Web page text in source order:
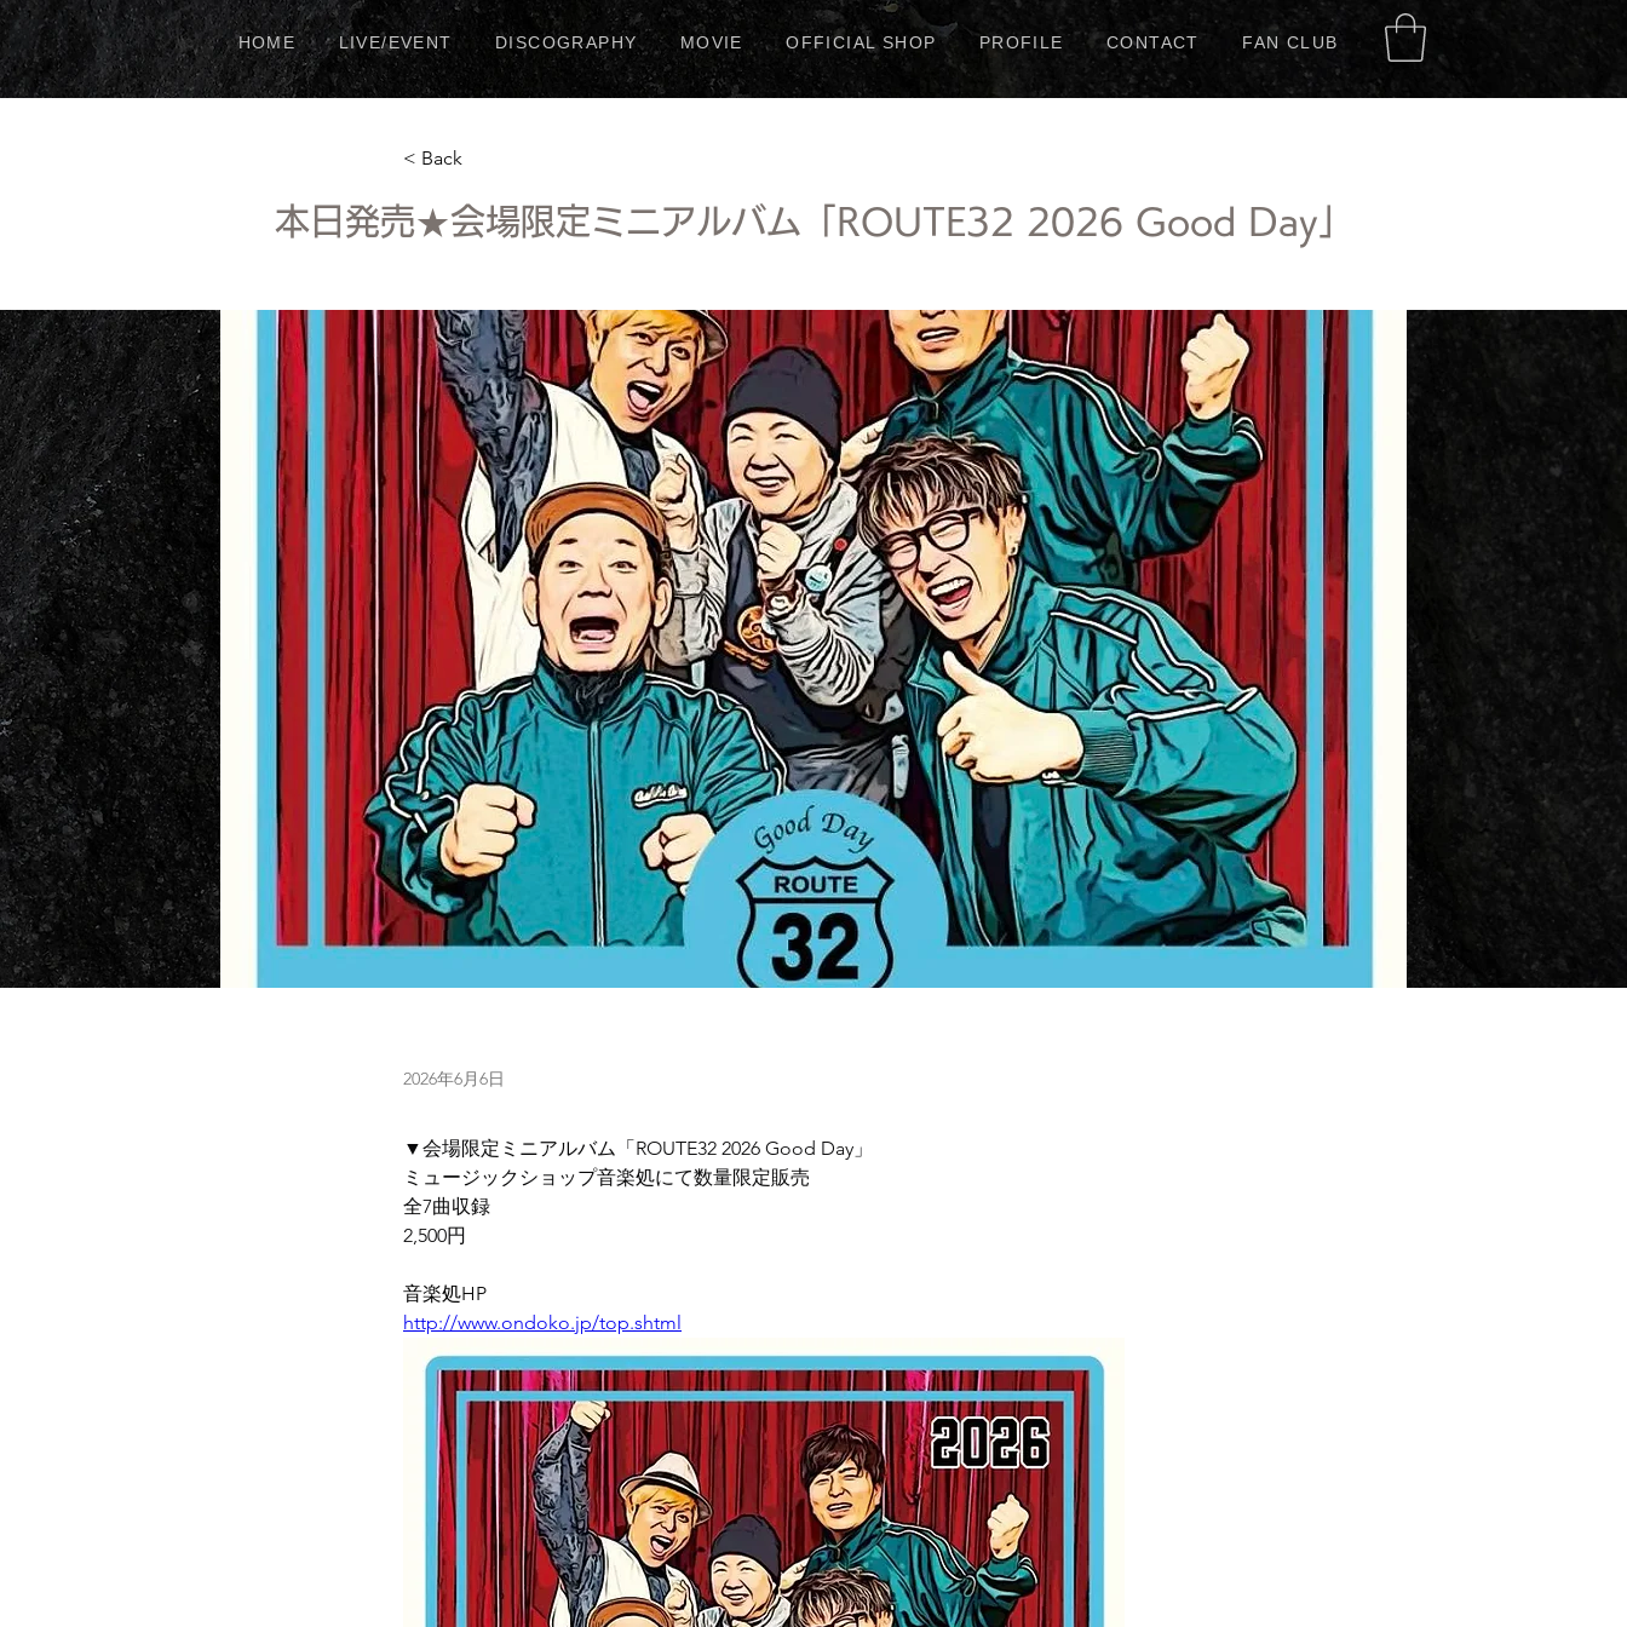
HOME LIVE/EVENT DISCOGRAPHY MOVIE OFFICIAL SHOP PROFILE CONTACT FAN CLUB
< Back
本日発売★会場限定ミニアルバム「ROUTE32 2026 Good Day」
2026年6月6日
▼会場限定ミニアルバム「ROUTE32 2026 Good Day」
ミュージックショップ音楽処にて数量限定販売
全7曲収録
2,500円
音楽処HP
http://www.ondoko.jp/top.shtml